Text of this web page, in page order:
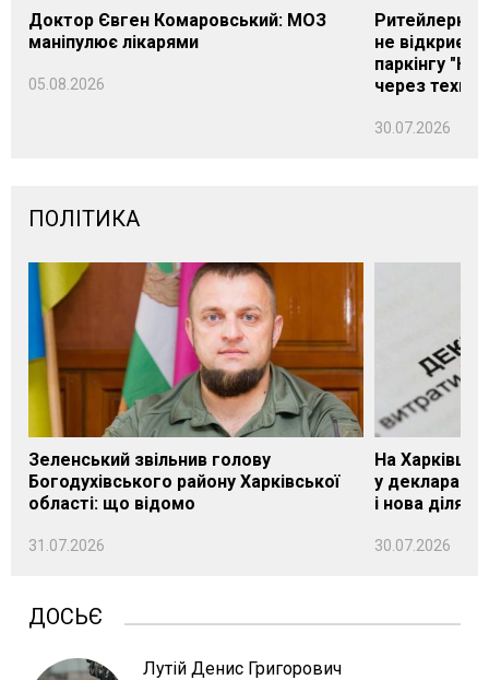
Доктор Євген Комаровський: МОЗ
маніпулює лікарями
05.08.2026
Ритейлерка
не
паркінгу
через
30.07.2026
ПОЛІТИКА
Зеленський звільнив голову
Богодухівського району Харківської
області: що відомо
31.07.2026
На
у декларації
і нова
30.07.2026
ДОСЬЄ
Лутій Денис Григорович